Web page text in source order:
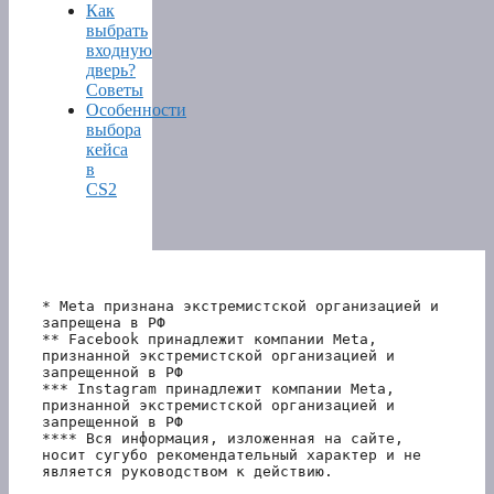
Как
выбрать
входную
дверь?
Советы
Особенности
выбора
кейса
в
CS2
* Meta признана экстремистской организацией и
запрещена в РФ
** Facebook принадлежит компании Meta,
признанной экстремистской организацией и
запрещенной в РФ
*** Instagram принадлежит компании Meta,
признанной экстремистской организацией и
запрещенной в РФ
**** Вся информация, изложенная на сайте,
носит сугубо рекомендательный характер и не
является руководством к действию.